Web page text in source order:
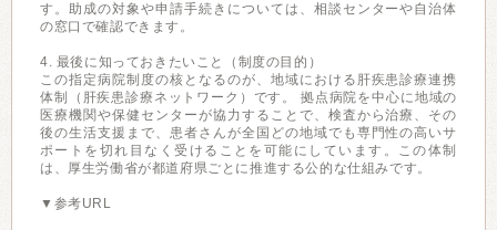
す。助成の対象や申請手続きについては、相談センターや自治体
の窓口で確認できます。
4. 最後に知っておきたいこと（制度の目的）
この指定病院制度の核となるのが、地域における肝疾患診療連携
体制（肝疾患診療ネットワーク）です。 拠点病院を中心に地域の
医療機関や保健センターが協力することで、検査から治療、その
後の生活支援まで、患者さんが全国どの地域でも専門性の高いサ
ポートを切れ目なく受けることを可能にしています。この体制
は、厚生労働省が都道府県ごとに推進する公的な仕組みです。
▼参考URL